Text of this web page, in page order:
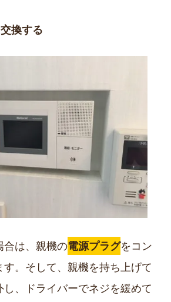
換する
合は、親機の電源プラグをコン
す。そして、親機を持ち上げて
、ドライバーでネジを緩めて